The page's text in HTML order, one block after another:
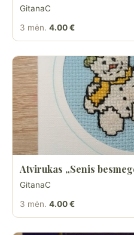
GitanaC
3 mėn. 4.00 €
Atvirukas „Senis
GitanaC
3 mėn. 4.00 €